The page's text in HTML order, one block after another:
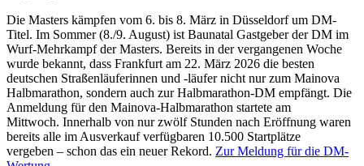
Die Masters kämpfen vom 6. bis 8. März in Düsseldorf um DM-
Titel. Im Sommer (8./9. August) ist Baunatal Gastgeber der DM im
Wurf-Mehrkampf der Masters. Bereits in der vergangenen Woche
wurde bekannt, dass Frankfurt am 22. März 2026 die besten
deutschen Straßenläuferinnen und -läufer nicht nur zum Mainova
Halbmarathon, sondern auch zur Halbmarathon-DM empfängt. Die
Anmeldung für den Mainova-Halbmarathon startete am
Mittwoch. Innerhalb von nur zwölf Stunden nach Eröffnung waren
bereits alle im Ausverkauf verfügbaren 10.500 Startplätze
vergeben – schon das ein neuer Rekord. Zur Meldung für die DM-